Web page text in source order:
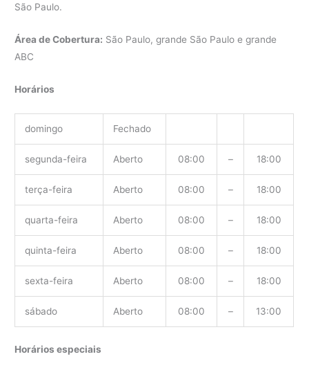
São Paulo.
Área de Cobertura: São Paulo, grande São Paulo e grande
ABC
Horários
domingo Fechado
segunda-feira Aberto 08:00 – 18:00
terça-feira Aberto 08:00 – 18:00
quarta-feira Aberto 08:00 – 18:00
quinta-feira Aberto 08:00 – 18:00
sexta-feira Aberto 08:00 – 18:00
sábado Aberto 08:00 – 13:00
Horários especiais